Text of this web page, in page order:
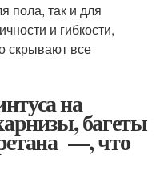
пола, так и для
и гибкости,
скрывают все
на
багеты
—, что